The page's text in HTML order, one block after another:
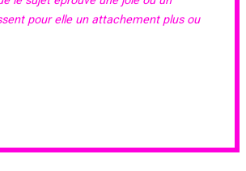
pour elle un attachement plus ou